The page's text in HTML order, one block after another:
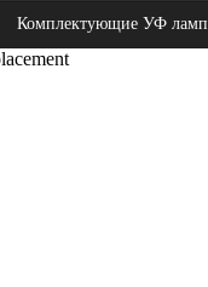
Комплектующие УФ ламп